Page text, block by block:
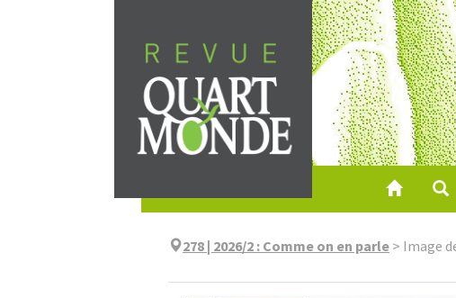
au
contenu
278 | 2026/2 : Comme on en parle > Image